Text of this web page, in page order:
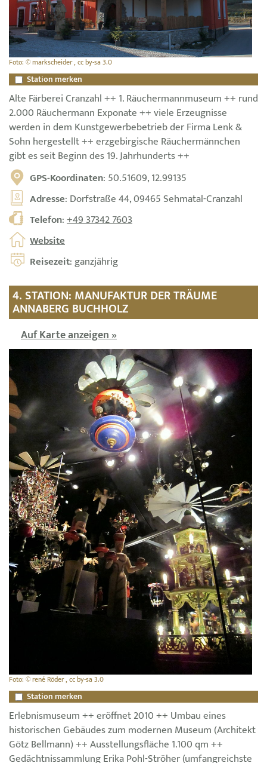
Foto: © markscheider , cc by-sa 3.0
Station merken
Alte Färberei Cranzahl ++ 1. Räuchermannmuseum ++ rund
2.000 Räuchermann Exponate ++ viele Erzeugnisse
werden in dem Kunstgewerbebetrieb der Firma Lenk &
Sohn hergestellt ++ erzgebirgische Räuchermännchen
gibt es seit Beginn des 19. Jahrhunderts ++
GPS-Koordinaten: 50.51609, 12.99135
Adresse: Dorfstraße 44, 09465 Sehmatal-Cranzahl
Telefon:+49 37342 7603
Website
Reisezeit: ganzjährig
4. STATION: MANUFAKTUR DER TRÄUME
ANNABERG BUCHHOLZ
Auf Karte anzeigen »
Foto: © rené Röder , cc by-sa 3.0
Station merken
Erlebnismuseum ++ eröffnet 2010 ++ Umbau eines
historischen Gebäudes zum modernen Museum (Architekt
Götz Bellmann) ++ Ausstellungsfläche 1.100 qm ++
Gedächtnissammlung Erika Pohl-Ströher (umfangreichste